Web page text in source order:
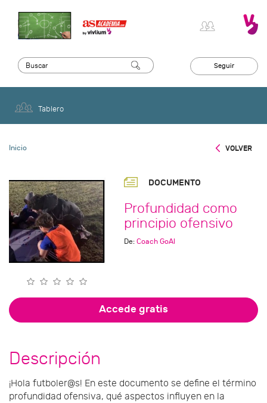
Seguir
Tablero
Inicio VOLVER
DOCUMENTO
Profundidad como
principio ofensivo
De: Coach GoAl
Accede gratis
Descripción
¡Hola futboler@s! En este documento se define el término
profundidad ofensiva, qué aspectos influyen en la